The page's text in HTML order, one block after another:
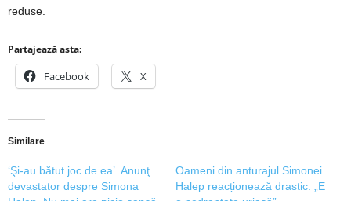
reduse.
Partajează asta:
Facebook X
Similare
‘Şi-au bătut joc de ea’. Anunţ
devastator despre Simona
Oameni din anturajul Simonei
Halep reacționează drastic: „E